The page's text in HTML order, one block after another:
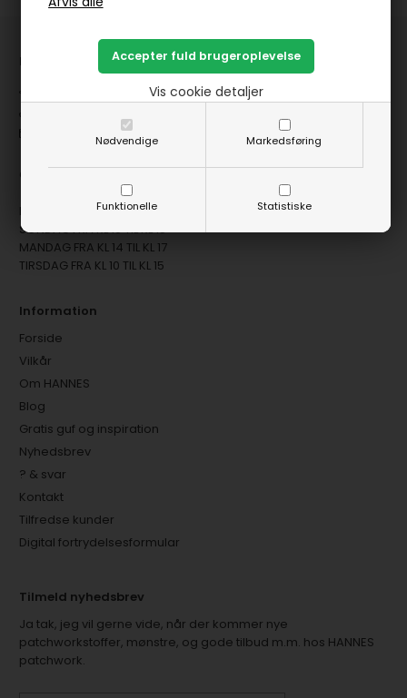
Nødvendige Markedsføring
Funktionelle Statistiske
Vis cookie detaljer
HANNES Patchwork
Jernbanegade 12 - 8881 Thorsø
mail@hannespatchwork.dk
CVR: 27275265
Fysisk butik:
SØNDAG FRA KL 10 TIL KL 15
MANDAG FRA KL 14 TIL KL 17
TIRSDAG FRA KL 10 TIL KL 15
Information
Forside
Vilkår
Om HANNES
Blog
Gratis guf og inspiration
Nyhedsbrev
? & svar
Kontakt
Tilfredse kunder
Digital fortrydelsesformular
Tilmeld nyhedsbrev
Ja tak, jeg vil gerne vide, når der kommer nye
patchworkstoffer, mønstre, og gode tilbud m.m. hos HANNES
patchwork.